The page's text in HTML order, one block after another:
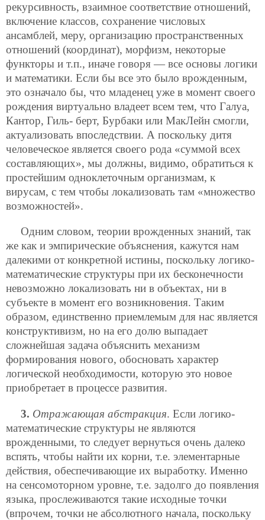
рекурсивность, взаимное соответствие отношений,
включение классов, сохранение числовых
ансамблей, меру, организацию пространственных
отношений (координат), морфизм, некоторые
функторы и т.п., иначе говоря — все основы логики
и математики. Если бы все это было врожденным,
это означало бы, что младенец уже в момент своего
рождения виртуально владеет всем тем, что Галуа,
Кантор, Гиль- берт, Бурбаки или МакЛейн смогли,
актуализовать впоследствии. А поскольку дитя
человеческое является своего рода «суммой всех
составляющих», мы должны, видимо, обратиться к
простейшим одноклеточным организмам, к
вирусам, с тем чтобы локализовать там «множество
возможностей».
Одним словом, теории врожденных знаний, так
же как и эмпирические объяснения, кажутся нам
далекими от конкретной истины, поскольку логико-
математические структуры при их бесконечности
невозможно локализовать ни в объектах, ни в
субъекте в момент его возникновения. Таким
образом, единственно приемлемым для нас является
конструктивизм, но на его долю выпадает
сложнейшая задача объяснить механизм
формирования нового, обосновать характер
логической необходимости, которую это новое
приобретает в процессе развития.
3. Отражающая абстракция. Если логико-
математические структуры не являются
врожденными, то следует вернуться очень далеко
вспять, чтобы найти их корни, т.е. элементарные
действия, обеспечивающие их выработку. Именно
на сенсомоторном уровне, т.е. задолго до появления
языка, прослеживаются такие исходные точки
(впрочем, точки не абсолютного начала, поскольку